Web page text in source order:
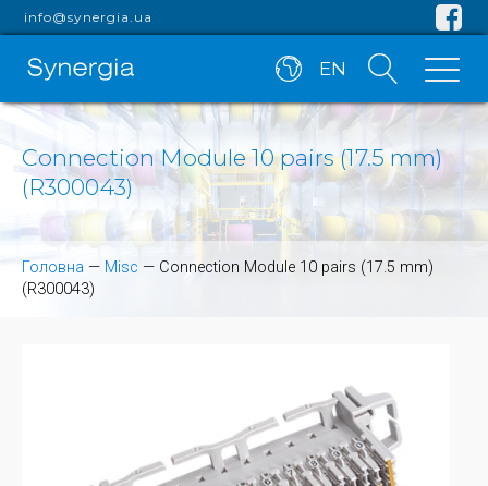
info@synergia.ua
EN
Connection Module 10 pairs (17.5 mm)
(R300043)
Головна — Misc — Connection Module 10 pairs (17.5 mm)
(R300043)